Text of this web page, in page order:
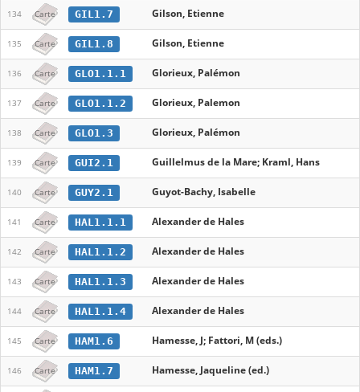
134 Carte GIL1.7 Gilson, Etienne
135 Carte GIL1.8 Gilson, Etienne
136 Carte GLO1.1.1 Glorieux, Palémon
137 Carte GLO1.1.2 Glorieux, Palemon
138 Carte GLO1.3 Glorieux, Palémon
139 Carte GUI2.1 Guillelmus de la Mare; Kraml, Hans
140 Carte GUY2.1 Guyot-Bachy, Isabelle
141 Carte HAL1.1.1 Alexander de Hales
142 Carte HAL1.1.2 Alexander de Hales
143 Carte HAL1.1.3 Alexander de Hales
144 Carte HAL1.1.4 Alexander de Hales
145 Carte HAM1.6 Hamesse, J; Fattori, M (eds.)
146 Carte HAM1.7 Hamesse, Jaqueline (ed.)